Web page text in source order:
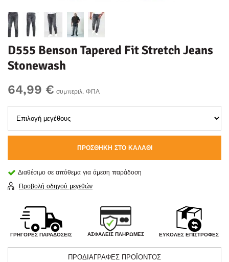
D555 Benson Tapered Fit Stretch Jeans
Stonewash
64,99 € συμπεριλ. ΦΠΑ
ΠΡΟΣΘΉΚΗ ΣΤΟ ΚΑΛΆΘΙ
Διαθέσιμο σε απόθεμα για άμεση παράδοση
Προβολή οδηγού μεγεθών
ΓΡΉΓΟΡΕΣ ΠΑΡΑΔΌΣΕΙΣ ΑΣΦΑΛΕΊΣ ΠΛΗΡΩΜΈΣ ΕΎΚΟΛΕΣ ΕΠΙΣΤΡΟΦΈΣ
ΠΡΟΔΙΑΓΡΑΦΕΣ ΠΡΟΪΟΝΤΟΣ